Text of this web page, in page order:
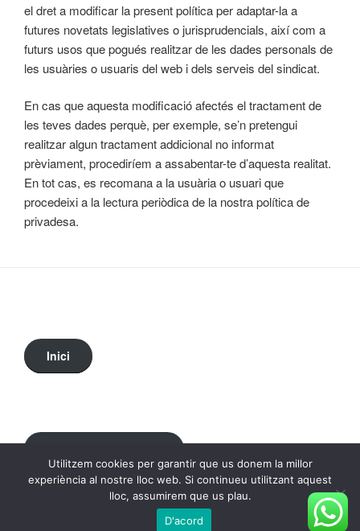
el dret a modificar la present política per adaptar-la a
futures novetats legislatives o jurisprudencials, així com a
futurs usos que pogués realitzar de les dades personals de
les usuàries o usuaris del web i dels serveis del sindicat.
En cas que aquesta modificació afectés el tractament de
les teves dades perquè, per exemple, se’n pretengui
realitzar algun tractament addicional no informat
prèviament, procediríem a assabentar-te d’aquesta realitat.
En tot cas, es recomana a la usuària o usuari que
procedeixi a la lectura periòdica de la nostra política de
privadesa.
Inici
Utilitzem cookies per garantir que us donem la millor
experiència al nostre lloc web. Si continueu utilitzant aquest
lloc, assumirem que us plau.
D'acord